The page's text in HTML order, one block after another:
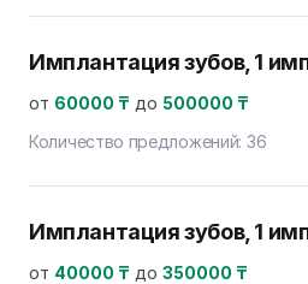
Имплантация зубов, 1
от 60000 ₸ до 500000 ₸
Количество предложений: 36
Имплантация зубов, 1
от 40000 ₸ до 350000 ₸